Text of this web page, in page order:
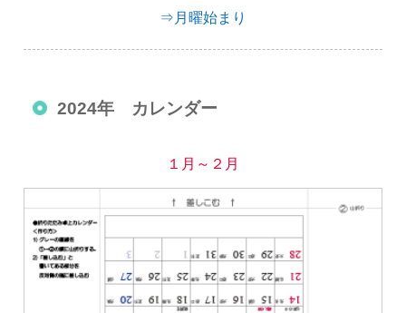
⇒月曜始まり
2024年 カレンダー
１月～２月